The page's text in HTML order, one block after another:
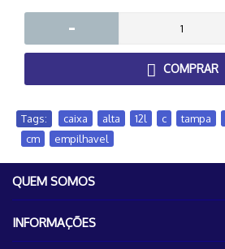
-
COMPRAR
Tags: caixa alta 12l c tampa
cm empilhavel
QUEM SOMOS
INFORMAÇÕES